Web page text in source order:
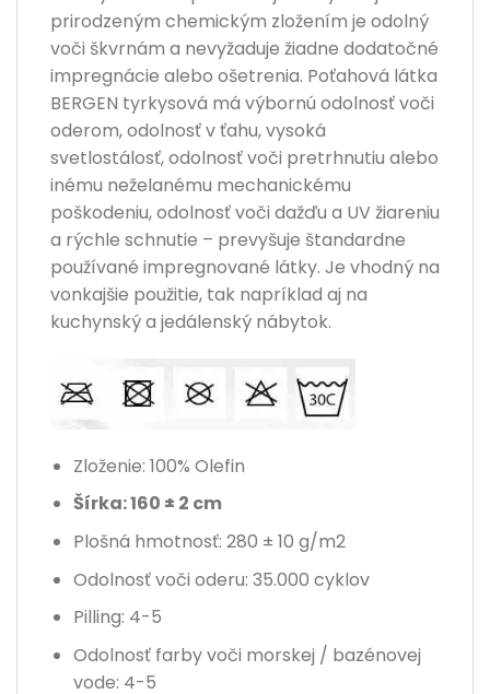
prirodzeným chemickým zložením je odolný
voči škvrnám a nevyžaduje žiadne dodatočné
impregnácie alebo ošetrenia. Poťahová látka
BERGEN tyrkysová má výbornú odolnosť voči
oderom, odolnosť v ťahu, vysoká
svetlostálosť, odolnosť voči pretrhnutiu alebo
inému neželanému mechanickému
poškodeniu, odolnosť voči dažďu a UV žiareniu
a rýchle schnutie – prevyšuje štandardne
používané impregnované látky. Je vhodný na
vonkajšie použitie, tak napríklad aj na
kuchynský a jedálenský nábytok.
Zloženie: 100% Olefin
Šírka: 160 ± 2 cm
Plošná hmotnosť: 280 ± 10 g/m2
Odolnosť voči oderu: 35.000 cyklov
Pilling: 4-5
Odolnosť farby voči morskej / bazénovej
vode: 4-5